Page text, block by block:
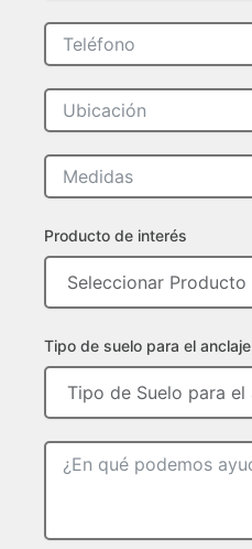
Producto de interés
Tipo de suelo para el anclaje